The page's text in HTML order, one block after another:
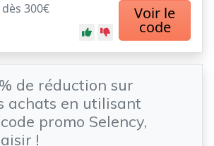
300€
Voir le
code
de réduction sur
achats en utilisant
promo Selency,
!